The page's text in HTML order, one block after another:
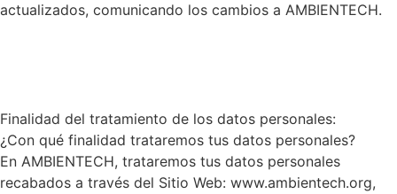
actualizados, comunicando los cambios a AMBIENTECH.
Finalidad del tratamiento de los datos personales:
¿Con qué finalidad trataremos tus datos personales?
En AMBIENTECH, trataremos tus datos personales
recabados a través del Sitio Web: www.ambientech.org,